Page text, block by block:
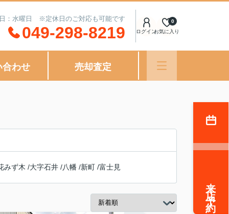
：水曜日 ※定休日のご対応も可能です
049-298-8219 ログインお気に入り
0
合わせ 売却査定
みず木 /大字石井 /八幡 /新町 /富士見
来店予約